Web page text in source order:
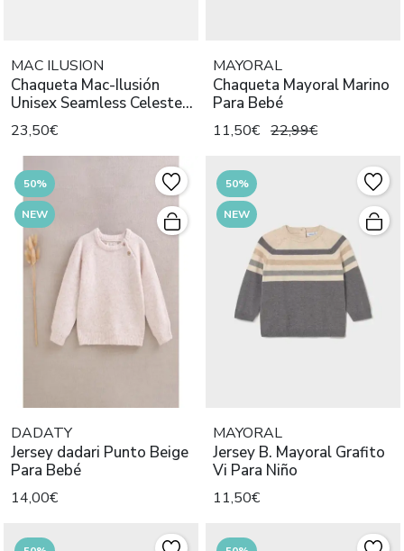
MAC ILUSION
Chaqueta Mac-Ilusión
Unisex Seamless Celeste
Para Bebé
23,50€
MAYORAL
Chaqueta Mayoral Marino
Para Bebé
11,50€ 22,99€
50%
NEW
DADATY
Jersey dadari Punto Beige
Para Bebé
14,00€
50%
NEW
MAYORAL
Jersey B. Mayoral Grafito
Vi Para Niño
11,50€